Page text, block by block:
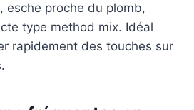
esche proche du plomb,
type method mix. Idéal
rapidement des touches sur